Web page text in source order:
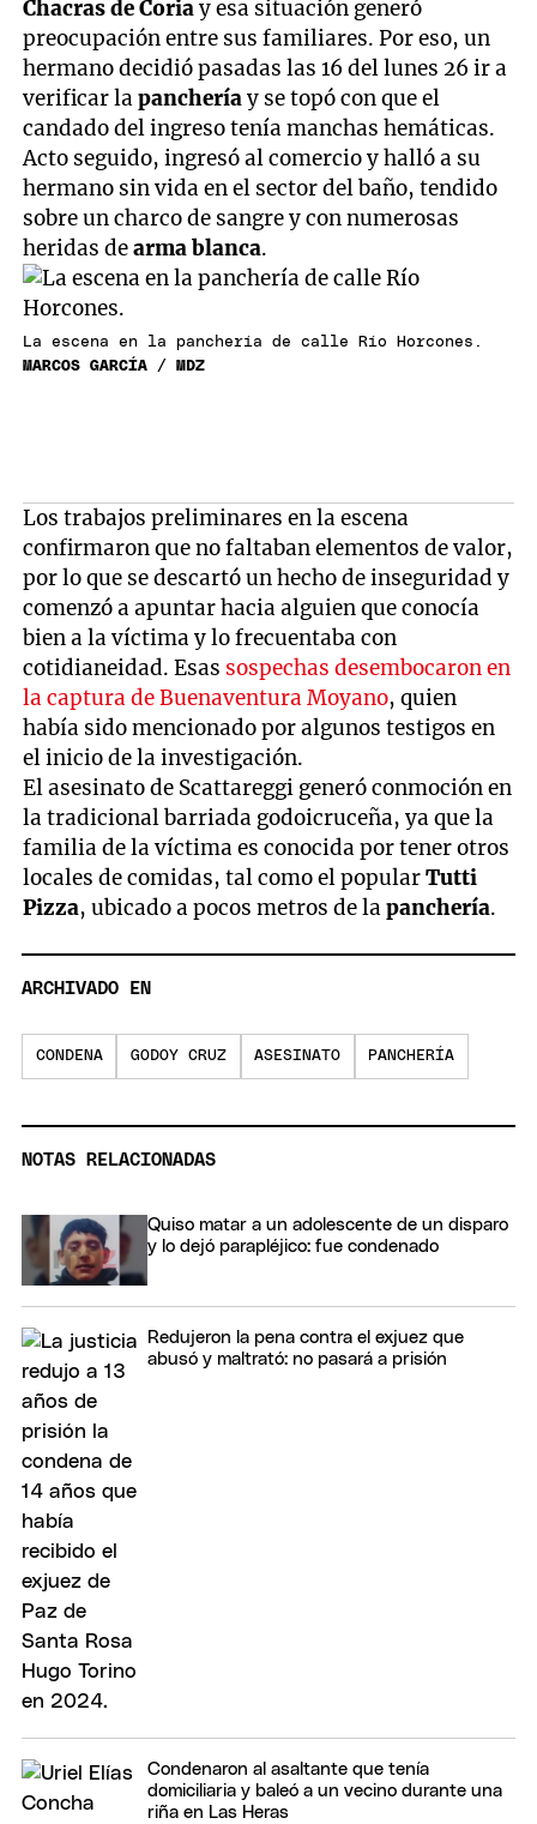
Chacras de Coriay esa situación generó
preocupación entre sus familiares. Por eso, un
hermano decidió pasadas las 16 del lunes 26 ir a
verificar lapancheríay se topó con que el
candado del ingreso tenía manchas hemáticas.
Acto seguido, ingresó al comercio y halló a su
hermano sin vida en el sector del baño, tendido
sobre un charco de sangre y con numerosas
heridas dearma blanca.
La escena en la panchería de calle Río Horcones.
MARCOS GARCÍA / MDZ
Los trabajos preliminares en la escena
confirmaron que no faltaban elementos de valor,
por lo que se descartó un hecho de inseguridad y
comenzó a apuntar hacia alguien que conocía
bien a la víctima y lo frecuentaba con
cotidianeidad. Esas sospechas desembocaron en
la captura de Buenaventura Moyano, quien
había sido mencionado por algunos testigos en
el inicio de la investigación.
El asesinato de Scattareggi generó conmoción en
la tradicional barriada godoicruceña, ya que la
familia de la víctima es conocida por tener otros
locales de comidas, tal como el popularTutti
Pizza, ubicado a pocos metros de lapanchería.
ARCHIVADO EN
CONDENA GODOY CRUZ ASESINATO PANCHERÍA
NOTAS RELACIONADAS
Quiso matar a un adolescente de un disparo
y lo dejó parapléjico: fue condenado
Redujeron la pena contra el exjuez que
abusó y maltrató: no pasará a prisión
Condenaron al asaltante que tenía
domiciliaria y baleó a un vecino durante una
riña en Las Heras